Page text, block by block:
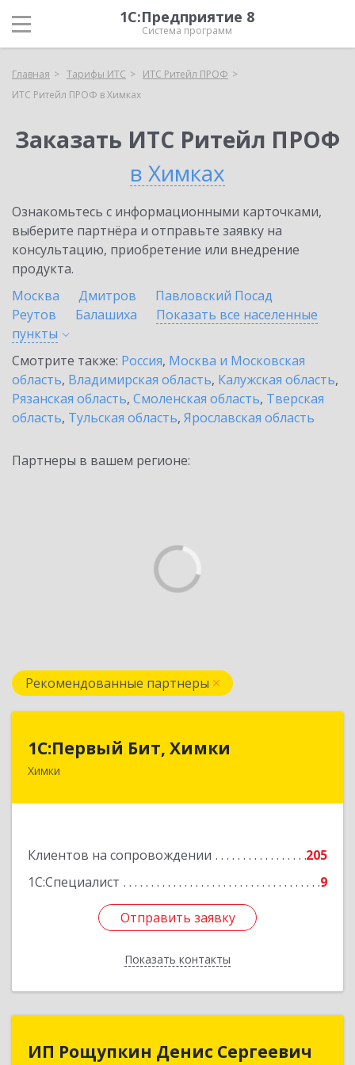
1С:Предприятие 8
Система программ
Главная Тарифы ИТС
ИТС Ритейл ПРОФ
ИТС Ритейл ПРОФ в Химках
Заказать ИТС Ритейл ПРОФ
в Химках
Ознакомьтесь с информационными карточками,
выберите партнёра и отправьте заявку на
консультацию, приобретение или внедрение
продукта.
Москва
Дмитров
Павловский Посад
Реутов
Балашиха
Показать все населенные
пункты
Смотрите также: Россия, Москва и Московская
область, Владимирская область, Калужская область,
Рязанская область, Смоленская область, Тверская
область, Тульская область, Ярославская область
Партнеры в вашем регионе:
Рекомендованные партнеры
1С:Первый Бит, Химки
Химки
Клиентов на сопровождении
205
1С:Специалист
9
Отправить заявку
Показать контакты
141402, Московская обл, г.о. Химки, Химки г,
Отправить заявку
Назад
ИП Рощупкин Денис Сергеевич